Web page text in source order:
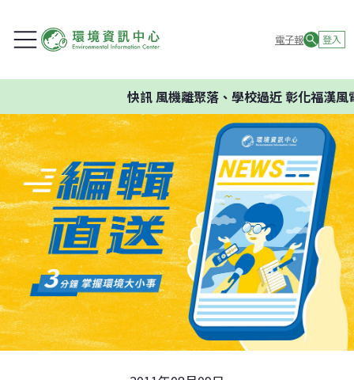
電子報 登入
快訊風機離聚落、學校過近 彰化福漢風